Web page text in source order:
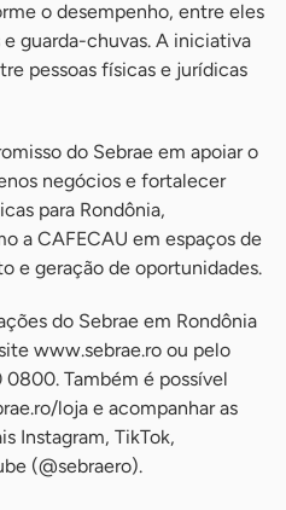
o desempenho, entre eles
guarda-chuvas. A iniciativa
pessoas físicas e jurídicas
do Sebrae em apoiar o
negócios e fortalecer
para Rondônia,
a CAFECAU em espaços de
e geração de oportunidades.
do Sebrae em Rondônia
www.sebrae.ro ou pelo
Também é possível
loja e acompanhar as
Instagram, TikTok,
(@sebraero).